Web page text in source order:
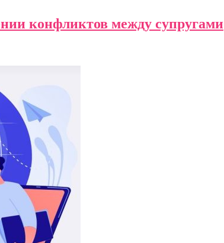
конфликтов между супругами